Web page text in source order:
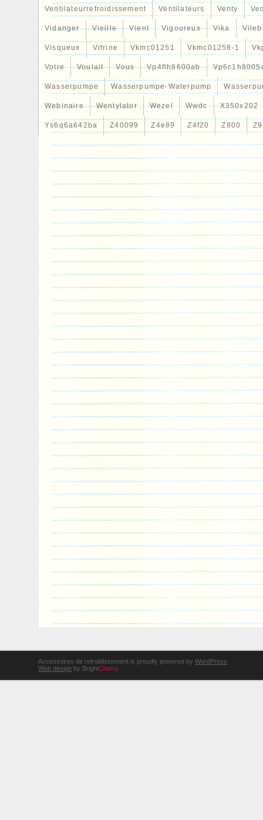
Ventilateurrefroidissement Ventilateurs Venty
Vidanger Vieille Vient Vigoureux Vika
Visqueux Vitrine Vkmc01251 Vkmc01258-1
Votre Voulait Vous Vp4flh8600ab
Wasserpumpe Wasserpumpe-Waterpump
Webinaire Wentylator Wezel Wwdc X350x202
Ys6q6a642ba Z40099 Z4e89 Z4f20 Z800
Accessoires de refroidissement is proudly powered by WordPress
Web design by BrightCherry.